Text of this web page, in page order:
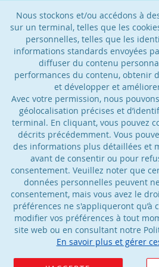
Nous stockons et/ou accédons à
sur un terminal, telles que les
personnelles, telles que les
informations standards envoyées
diffuser du contenu
performances du contenu, obtenir
et développer et
Avec votre permission, nous
géolocalisation précises et
terminal. En cliquant, vous pouvez
décrits précédemment. Vous
des informations plus détaillées et
avant de consentir ou pour
consentement. Veuillez noter que
données personnelles peuvent
consentement, mais vous avez le
préférences ne s'appliqueront qu’à
modifier vos préférences à tout
site web ou en consultant notre
En savoir plus et gérer